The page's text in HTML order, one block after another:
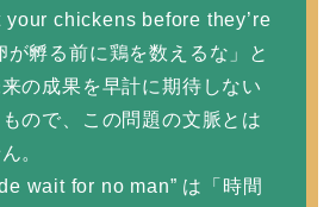
your chickens before they’re
が孵る前に鶏を数えるな」と
の成果を早計に期待しない
ので、この問題の文脈とは
。
wait for no man” は「時間